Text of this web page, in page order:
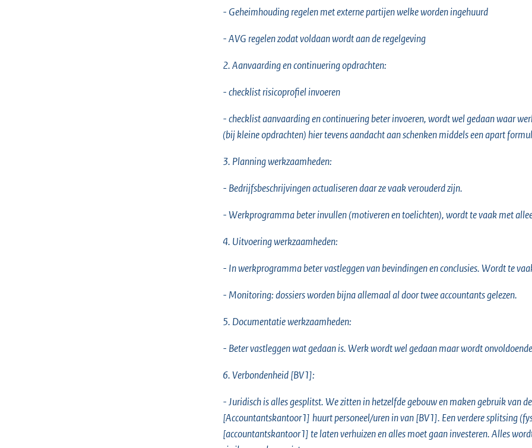
- Geheimhouding regelen met externe partijen welke worden ingehuurd
- AVG regelen zodat voldaan wordt aan de regelgeving
2. Aanvaarding en continuering opdrachten:
- checklist risicoprofiel invoeren
- checklist aanvaarding en continuering beter invoeren, wordt wel gedaan waar
(bij kleine opdrachten) hier tevens aandacht aan schenken middels een apart
3. Planning werkzaamheden:
- Bedrijfsbeschrijvingen actualiseren daar ze vaak verouderd zijn.
- Werkprogramma beter invullen (motiveren en toelichten), wordt te vaak met
4. Uitvoering werkzaamheden:
- In werkprogramma beter vastleggen van bevindingen en conclusies. Wordt te
- Monitoring: dossiers worden bijna allemaal al door twee accountants gelezen.
5. Documentatie werkzaamheden:
- Beter vastleggen wat gedaan is. Werk wordt wel gedaan maar wordt
6. Verbondenheid [BV1]:
- Juridisch is alles gesplitst. We zitten in hetzelfde gebouw en maken gebruik van
[Accountantskantoor1] huurt personeel/uren in van [BV1]. Een verdere splitsing
[accountantskantoor1] te laten verhuizen en alles moet gaan investeren. Alles